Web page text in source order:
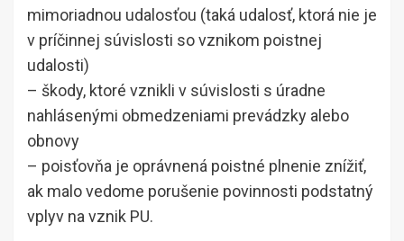
mimoriadnou udalosťou (taká udalosť, ktorá nie je
v príčinnej súvislosti so vznikom poistnej
udalosti)
– škody, ktoré vznikli v súvislosti s úradne
nahlásenými obmedzeniami prevádzky alebo
obnovy
– poisťovňa je oprávnená poistné plnenie znížiť,
ak malo vedome porušenie povinnosti podstatný
vplyv na vznik PU.